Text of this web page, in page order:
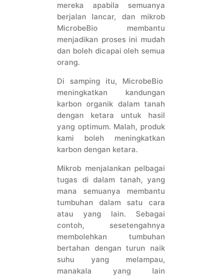
mereka apabila semuanya
berjalan lancar, dan mikrob
MicrobeBio membantu
menjadikan proses ini mudah
dan boleh dicapai oleh semua
orang.
Di samping itu, MicrobeBio
meningkatkan kandungan
karbon organik dalam tanah
dengan ketara untuk hasil
yang optimum. Malah, produk
kami boleh meningkatkan
karbon dengan ketara.
Mikrob menjalankan pelbagai
tugas di dalam tanah, yang
mana semuanya membantu
tumbuhan dalam satu cara
atau yang lain. Sebagai
contoh, sesetengahnya
membolehkan tumbuhan
bertahan dengan turun naik
suhu yang melampau,
manakala yang lain